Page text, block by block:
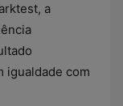
a
igualdade com